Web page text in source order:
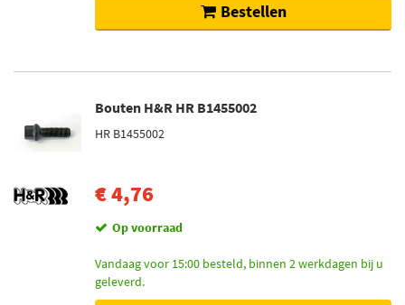
Bestellen
Bouten H&R HR B1455002
HR B1455002
€ 4,76
Op voorraad
Vandaag voor 15:00 besteld, binnen 2 werkdagen bij u
geleverd.